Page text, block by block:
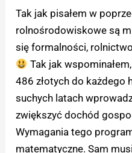
Tak jak pisałem w
rolnośrodowiskowe są
się formalności,
Tak jak
486 złotych do każdego
suchych latach
zwiększyć dochód
Wymagania tego
matematyczne. Sam